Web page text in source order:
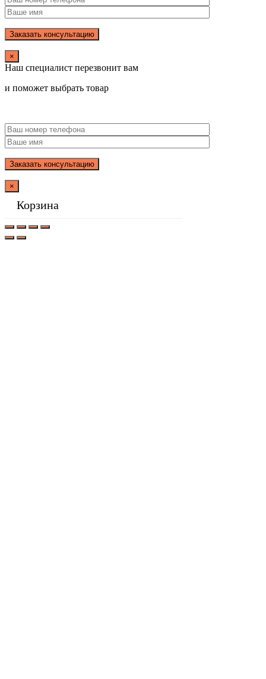
×
Наш специалист перезвонит вам
и поможет выбрать товар
×
Корзина